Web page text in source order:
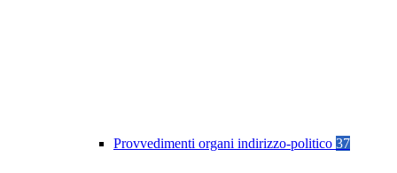
Provvedimenti organi indirizzo-politico 37